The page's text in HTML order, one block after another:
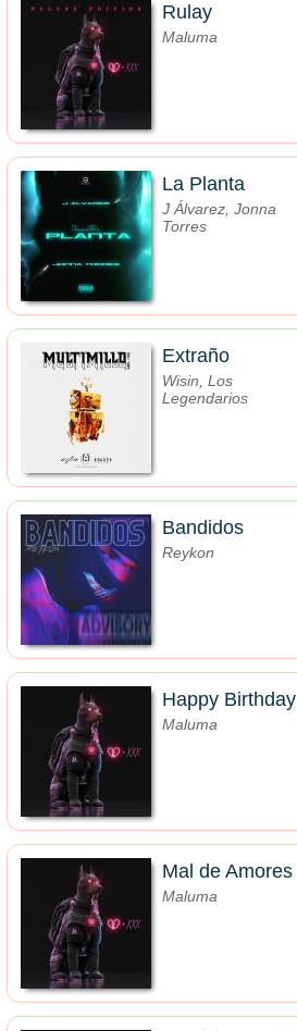
Rulay
Maluma
La Planta
J Álvarez, Jonna
Torres
Extraño
Wisin, Los
Legendarios
Bandidos
Reykon
Happy Birthday
Maluma
Mal de Amores
Maluma